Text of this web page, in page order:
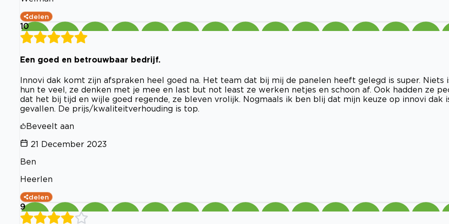
delen
10
Een goed en betrouwbaar bedrijf.
Innovi dak komt zijn afspraken heel goed na. Het team dat bij mij de panelen heeft gelegd is super. Niets
hun te veel, ze denken met je mee en last but not least ze werken netjes en schoon af. Ook hadden ze
dat het bij tijd en wijle goed regende, ze bleven vrolijk. Nogmaals ik ben blij dat mijn keuze op innovi dak
gevallen. De prijs/kwaliteitverhouding is top.
Beveelt aan
21 December 2023
Ben
Heerlen
delen
9